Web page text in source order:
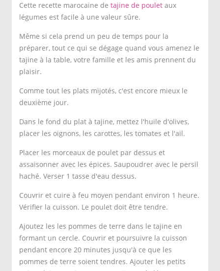
Cette recette marocaine de tajine de poulet aux
légumes est facile à une valeur sûre.
Même si cela prend un peu de temps pour la
préparer, tout ce qui se dégage quand vous amenez le
tajine à la table, votre famille et les amis prennent du
plaisir.
Comme tout les plats mijotés, c'est encore mieux le
deuxième jour.
Dans le fond du plat à tajine, mettez l'huile d'olives,
placer les oignons, les carottes, les tomates et l'ail.
Placer les morceaux de poulet par dessus et
assaisonner avec les épices. Saupoudrer avec le persil
haché. Verser 1 tasse d'eau dessus.
Couvrir et cuire à feu moyen pendant environ 1 heure.
Vérifier la cuisson. Le poulet doit être tendre.
Ajoutez les les pommes de terre dans le tajine en
formant un cercle. Couvrir et poursuivre la cuisson
pendant encore 20 minutes jusqu'à ce que les
pommes de terre soient tendres. Ajouter les petits